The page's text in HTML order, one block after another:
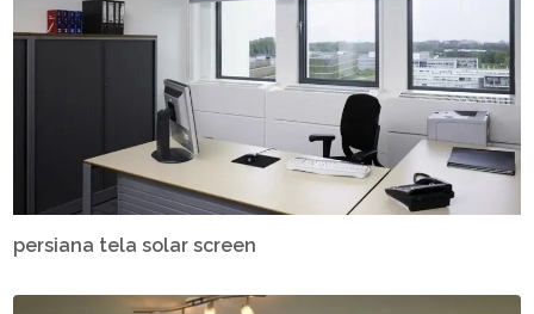
persiana tela solar screen